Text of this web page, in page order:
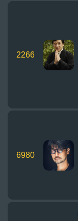
2266
6980